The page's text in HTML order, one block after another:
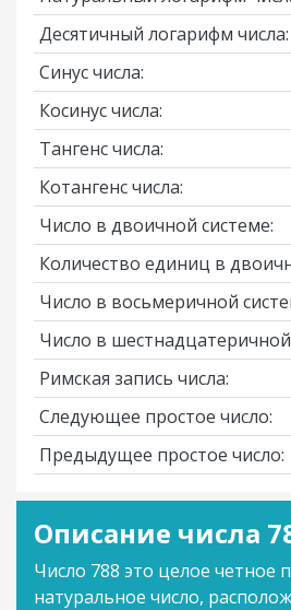
Десятичный логарифм числа:
Синус числа:
Косинус числа:
Тангенс числа:
Котангенс числа:
Число в двоичной системе:
Количество единиц в
Число в восьмеричной
Число в шестнадцатеричной
Римская запись числа:
Следующее простое число:
Предыдущее простое число:
Описание числа
Число 788 это целое четное
натуральное число,